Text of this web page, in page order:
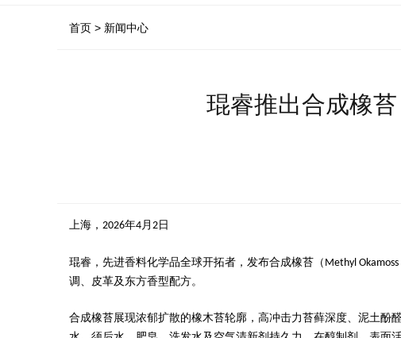
首页 > 新闻中心
琨睿推出合成橡
上海， 2026年4月 2 日
琨睿 ，先进香料化学品全球开拓者，发布合成橡苔（ Methyl Okamoss
调、皮革及东方香型配方。
合成橡苔展现浓郁扩散的橡木苔轮廓，高冲击力苔藓深度、泥土酚